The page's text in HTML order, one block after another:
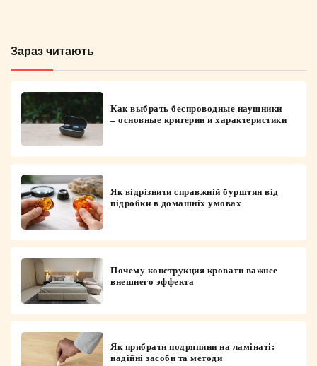
Зараз читають
Как выбрать беспроводные наушники
– основные критерии и характеристики
Як відрізнити справжній бурштин від
підробки в домашніх умовах
Почему конструкция кровати важнее
внешнего эффекта
Як прибрати подряпини на ламінаті:
надійні засоби та методи